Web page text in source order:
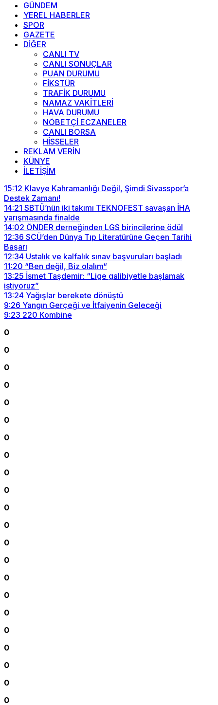
GÜNDEM
YEREL HABERLER
SPOR
GAZETE
DİĞER
CANLI TV
CANLI SONUÇLAR
PUAN DURUMU
FİKSTÜR
TRAFİK DURUMU
NAMAZ VAKİTLERİ
HAVA DURUMU
NÖBETÇİ ECZANELER
CANLI BORSA
HİSSELER
REKLAM VERİN
KÜNYE
İLETİŞİM
15:12 Klavye Kahramanlığı Değil, Şimdi Sivasspor’a
Destek Zamanı!
14:21 SBTÜ’nün iki takımı TEKNOFEST savaşan İHA
yarışmasında finalde
14:02 ÖNDER derneğinden LGS birincilerine ödül
12:36 SCÜ’den Dünya Tıp Literatürüne Geçen Tarihi
Başarı
12:34 Ustalık ve kalfalık sınav başvuruları başladı
11:20 “Ben değil, Biz olalım“
13:25 İsmet Taşdemir: “Lige galibiyetle başlamak
istiyoruz”
13:24 Yağışlar berekete dönüştü
9:26 Yangın Gerçeği ve İtfaiyenin Geleceği
9:23 220 Kombine
0
0
0
0
0
0
0
0
0
0
0
0
0
0
0
0
0
0
0
0
0
0